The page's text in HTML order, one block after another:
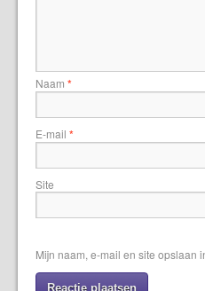
Naam *
E-mail *
Site
Mijn naam, e-mail en site opslaan